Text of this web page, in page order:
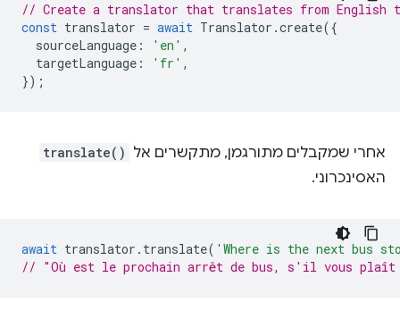
// Create a translator that translates from English
const translator = await Translator .create({
sourceLanguage : 'en' ,
targetLanguage : 'fr' ,
});
אחרי שמקבלים מתורגמן, מתקשרים אל translate()
האסינכרוני.
await translator . translate( 'Where is the next bus
// "Où est le prochain arrêt de bus, s'il vous